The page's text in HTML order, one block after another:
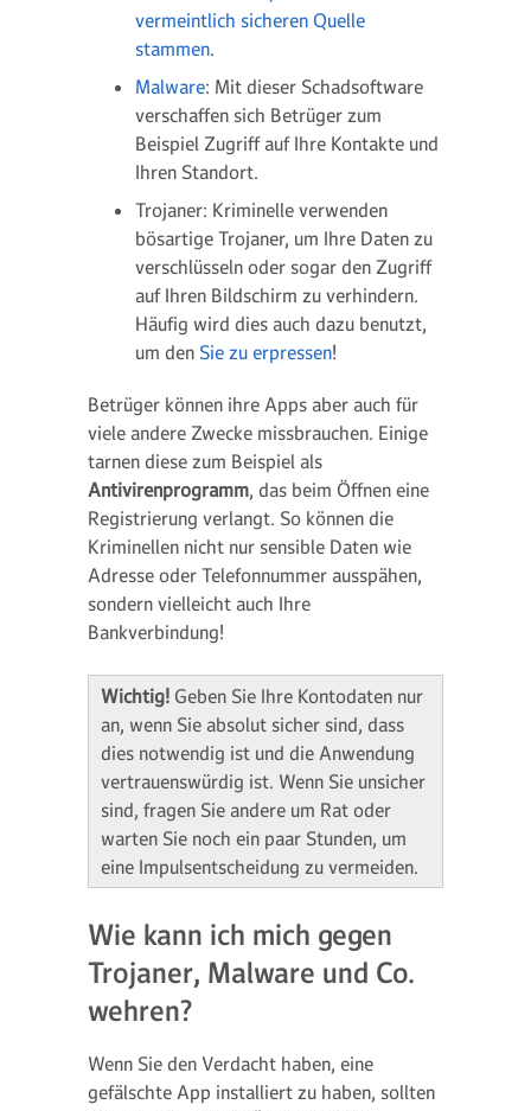
vermeintlich sicheren Quelle
stammen.
Malware: Mit dieser Schadsoftware
verschaffen sich Betrüger zum
Beispiel Zugriff auf Ihre Kontakte und
Ihren Standort.
Trojaner: Kriminelle verwenden
bösartige Trojaner, um Ihre Daten zu
verschlüsseln oder sogar den Zugriff
auf Ihren Bildschirm zu verhindern.
Häufig wird dies auch dazu benutzt,
um den Sie zu erpressen!
Betrüger können ihre Apps aber auch für
viele andere Zwecke missbrauchen. Einige
tarnen diese zum Beispiel als
Antivirenprogramm, das beim Öffnen eine
Registrierung verlangt. So können die
Kriminellen nicht nur sensible Daten wie
Adresse oder Telefonnummer ausspähen,
sondern vielleicht auch Ihre
Bankverbindung!
Wichtig! Geben Sie Ihre Kontodaten nur
an, wenn Sie absolut sicher sind, dass
dies notwendig ist und die Anwendung
vertrauenswürdig ist. Wenn Sie unsicher
sind, fragen Sie andere um Rat oder
warten Sie noch ein paar Stunden, um
eine Impulsentscheidung zu vermeiden.
Wie kann ich mich gegen
Trojaner, Malware und Co.
wehren?
Wenn Sie den Verdacht haben, eine
gefälschte App installiert zu haben, sollten